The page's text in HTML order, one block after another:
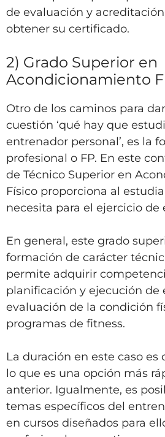
de evaluación y
obtener su certificado.
2) Grado Superior en
Acondicionamiento
Otro de los caminos para
cuestión ‘qué hay que
entrenador personal’, es la
profesional o FP. En este
de Técnico Superior en
Físico proporciona al
necesita para el ejercicio de
En general, este grado
formación de carácter
permite adquirir
planificación y ejecución de
evaluación de la condición
programas de fitness.
La duración en este caso es
lo que es una opción más
anterior. Igualmente, es
temas específicos del
en cursos diseñados para